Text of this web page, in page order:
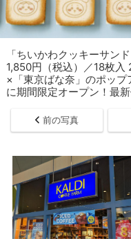
「​​​ちいかわクッキーサン
1,850円（税込）／18枚入
×「東京ばな奈」のポップ
に期間限定オープン！最
前の写真